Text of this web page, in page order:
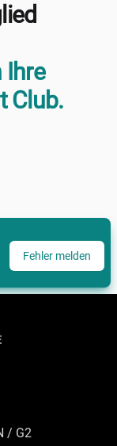
Ihre
Club.
Fehler melden
/ G2